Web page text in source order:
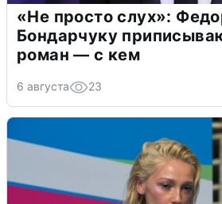
«Не просто слух»:
Бондарчуку
роман — с кем
6 августа 23